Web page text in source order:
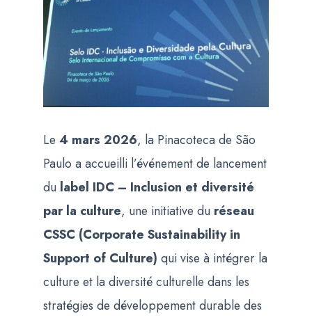
Le4 mars 2026, la Pinacoteca de São
Paulo a accueilli l’événement de lancement
du label IDC – Inclusion et diversité
par la culture, une initiative du réseau
CSSC (Corporate Sustainability in
Support of Culture) qui vise à intégrer la
culture et la diversité culturelle dans les
stratégies de développement durable des